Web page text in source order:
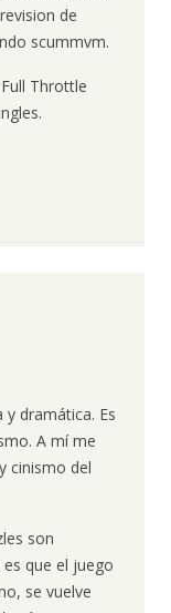
de
scummvm.
Throttle
y dramática. Es
A mí me
cinismo del
son
que el juego
se vuelve